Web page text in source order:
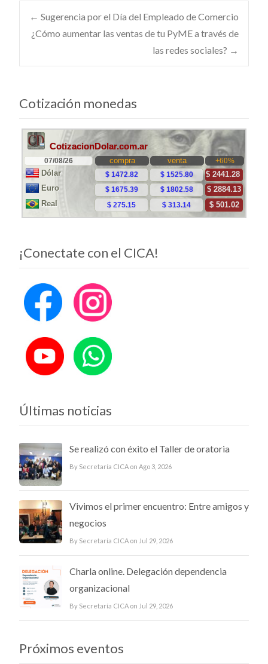
Navegación
de
entradas
← Sugerencia por el Día del Empleado de Comercio
¿Cómo aumentar las ventas de tu PyME a través de
las redes sociales? →
Cotización monedas
¡Conectate con el CICA!
Últimas noticias
Se realizó con éxito el Taller de oratoria
By Secretaría CICA on Ago 3, 2026
Vivimos el primer encuentro: Entre amigos y
negocios
By Secretaría CICA on Jul 29, 2026
Charla online. Delegación dependencia
organizacional
By Secretaría CICA on Jul 29, 2026
Próximos eventos